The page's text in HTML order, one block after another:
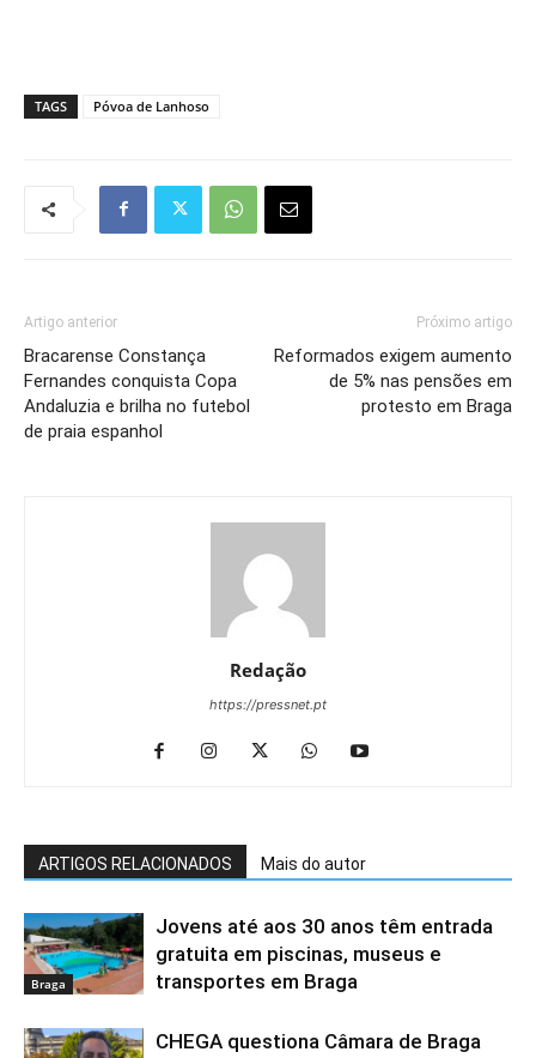
TAGS Póvoa de Lanhoso
Artigo anterior
Bracarense Constança
Fernandes conquista Copa
Andaluzia e brilha no futebol
de praia espanhol
Próximo artigo
Reformados exigem aumento
de 5% nas pensões em
protesto em Braga
Redação
https://pressnet.pt
ARTIGOS RELACIONADOS Mais do autor
Braga
Jovens até aos 30 anos têm entrada
gratuita em piscinas, museus e
transportes em Braga
CHEGA questiona Câmara de Braga